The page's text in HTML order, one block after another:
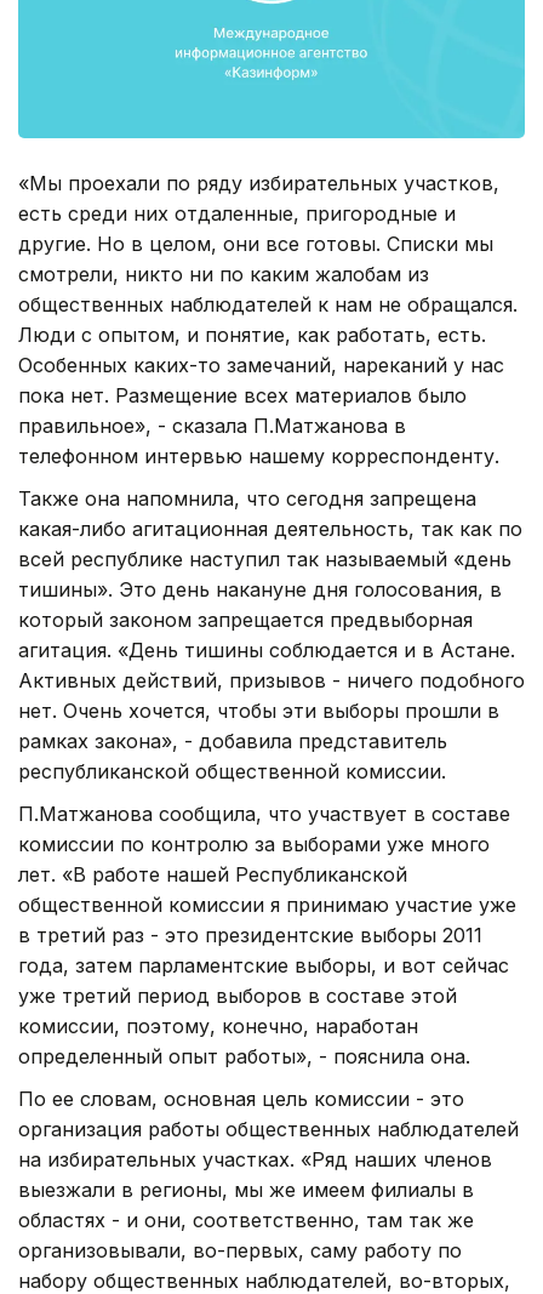
«Мы проехали по ряду избирательных участков,
есть среди них отдаленные, пригородные и
другие. Но в целом, они все готовы. Списки мы
смотрели, никто ни по каким жалобам из
общественных наблюдателей к нам не обращался.
Люди с опытом, и понятие, как работать, есть.
Особенных каких-то замечаний, нареканий у нас
пока нет. Размещение всех материалов было
правильное», - сказала П.Матжанова в
телефонном интервью нашему корреспонденту.
Также она напомнила, что сегодня запрещена
какая-либо агитационная деятельность, так как по
всей республике наступил так называемый «день
тишины». Это день накануне дня голосования, в
который законом запрещается предвыборная
агитация. «День тишины соблюдается и в Астане.
Активных действий, призывов - ничего подобного
нет. Очень хочется, чтобы эти выборы прошли в
рамках закона», - добавила представитель
республиканской общественной комиссии.
П.Матжанова сообщила, что участвует в составе
комиссии по контролю за выборами уже много
лет. «В работе нашей Республиканской
общественной комиссии я принимаю участие уже
в третий раз - это президентские выборы 2011
года, затем парламентские выборы, и вот сейчас
уже третий период выборов в составе этой
комиссии, поэтому, конечно, наработан
определенный опыт работы», - пояснила она.
По ее словам, основная цель комиссии - это
организация работы общественных наблюдателей
на избирательных участках. «Ряд наших членов
выезжали в регионы, мы же имеем филиалы в
областях - и они, соответственно, там так же
организовывали, во-первых, саму работу по
набору общественных наблюдателей, во-вторых,